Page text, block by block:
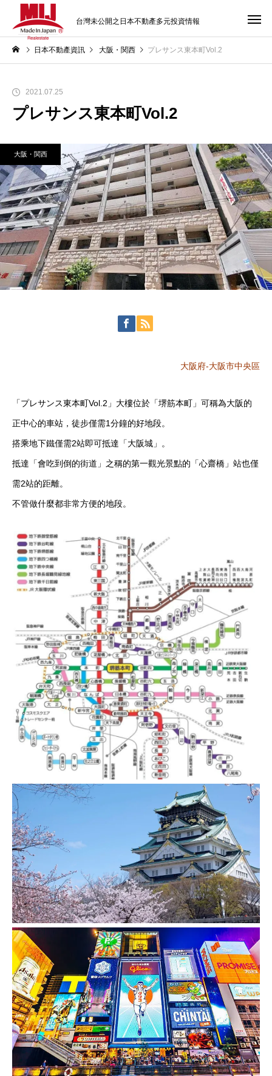
台灣未公開之日本不動產多元投資情報
日本不動產資訊 大阪・関西 プレサンス東本町Vol.2
2021.07.25
プレサンス東本町Vol.2
大阪・関西
大阪府-大阪市中央區
「プレサンス東本町Vol.2」大樓位於「堺筋本町」可稱為大阪的
正中心的車站，徒步僅需1分鐘的好地段。
搭乘地下鐵僅需2站即可抵達「大阪城」。
抵達「會吃到倒的街道」之稱的第一觀光景點的「心齋橋」站也僅
需2站的距離。
不管做什麼都非常方便的地段。